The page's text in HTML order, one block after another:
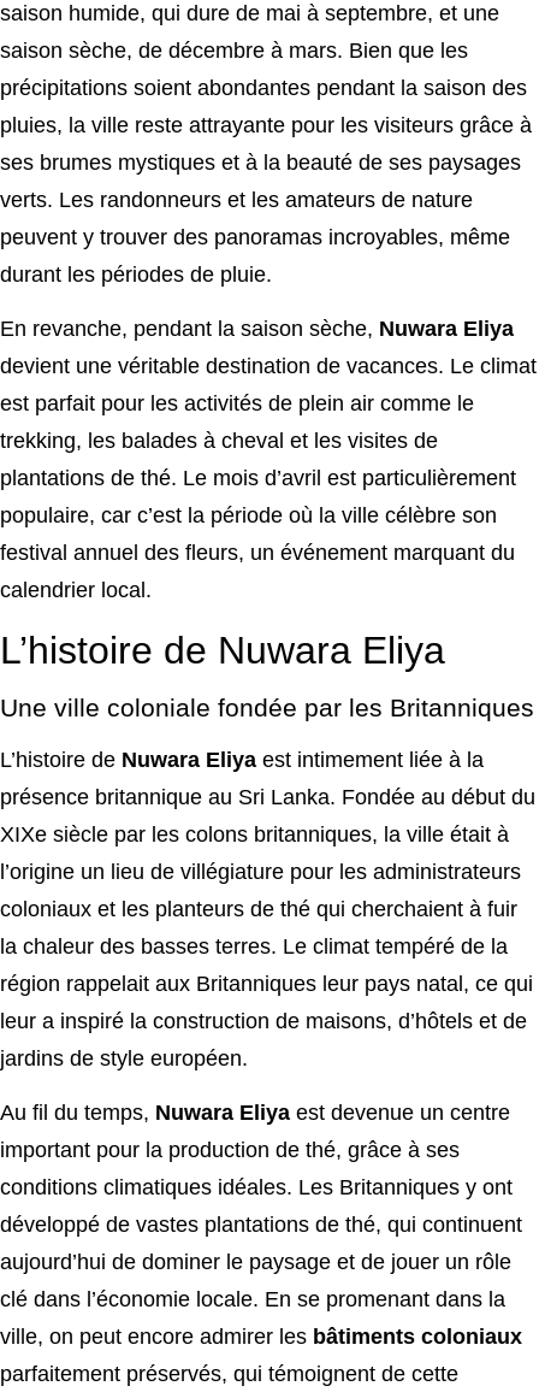
saison humide, qui dure de mai à septembre, et une
saison sèche, de décembre à mars. Bien que les
précipitations soient abondantes pendant la saison des
pluies, la ville reste attrayante pour les visiteurs grâce à
ses brumes mystiques et à la beauté de ses paysages
verts. Les randonneurs et les amateurs de nature
peuvent y trouver des panoramas incroyables, même
durant les périodes de pluie.
En revanche, pendant la saison sèche, Nuwara Eliya
devient une véritable destination de vacances. Le climat
est parfait pour les activités de plein air comme le
trekking, les balades à cheval et les visites de
plantations de thé. Le mois d’avril est particulièrement
populaire, car c’est la période où la ville célèbre son
festival annuel des fleurs, un événement marquant du
calendrier local.
L’histoire de Nuwara Eliya
Une ville coloniale fondée par les Britanniques
L’histoire de Nuwara Eliya est intimement liée à la
présence britannique au Sri Lanka. Fondée au début du
XIXe siècle par les colons britanniques, la ville était à
l’origine un lieu de villégiature pour les administrateurs
coloniaux et les planteurs de thé qui cherchaient à fuir
la chaleur des basses terres. Le climat tempéré de la
région rappelait aux Britanniques leur pays natal, ce qui
leur a inspiré la construction de maisons, d’hôtels et de
jardins de style européen.
Au fil du temps, Nuwara Eliya est devenue un centre
important pour la production de thé, grâce à ses
conditions climatiques idéales. Les Britanniques y ont
développé de vastes plantations de thé, qui continuent
aujourd’hui de dominer le paysage et de jouer un rôle
clé dans l’économie locale. En se promenant dans la
ville, on peut encore admirer les bâtiments coloniaux
parfaitement préservés, qui témoignent de cette